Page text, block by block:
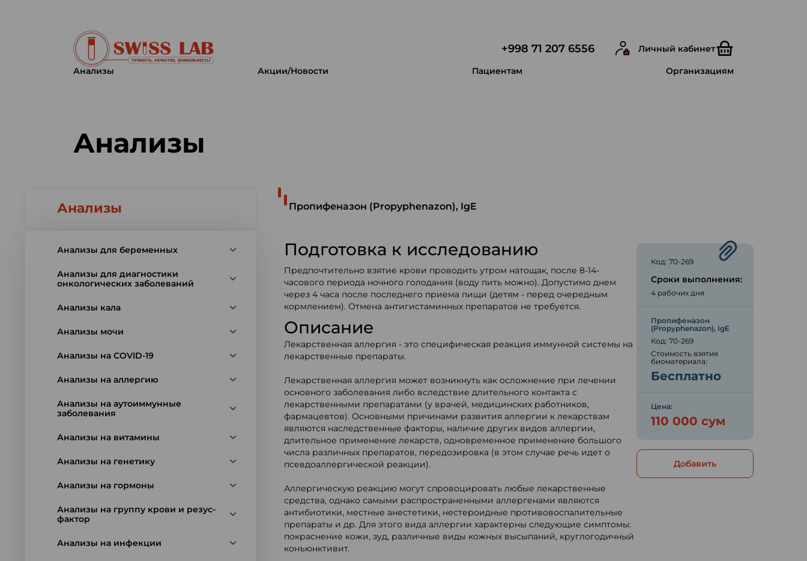
+998 71 207 6556 Личный кабинет
Анализы Акции/Новости Пациентам Организациям
Анализы
Анализы
Анализы для беременных
Анализы для диагностики
онкологических заболеваний
Анализы кала
Анализы мочи
Анализы на COVID-19
Анализы на аллергию
Анализы на аутоиммунные
заболевания
Анализы на витамины
Анализы на генетику
Анализы на гормоны
Анализы на группу крови и резус-
фактор
Анализы на инфекции
Пропифеназон (Propyphenazon), IgE
Подготовка к исследованию
Предпочтительно взятие крови проводить утром натощак, после 8-14-
часового периода ночного голодания (воду пить можно). Допустимо днем
через 4 часа после последнего приема пищи (детям - перед очередным
кормлением). Отмена антигистаминных препаратов не требуется.
Описание
Лекарственная аллергия - это специфическая реакция иммунной системы на
лекарственные препараты.
Лекарственная аллергия может возникнуть как осложнение при лечении
основного заболевания либо вследствие длительного контакта с
лекарственными препаратами (у врачей, медицинских работников,
фармацевтов). Основными причинами развития аллергии к лекарствам
являются наследственные факторы, наличие других видов аллергии,
длительное применение лекарств, одновременное применение большого
числа различных препаратов, передозировка (в этом случае речь идет о
псевдоаллергической реакции).
Аллергическую реакцию могут спровоцировать любые лекарственные
средства, однако самыми распространенными аллергенами являются
антибиотики, местные анестетики, нестероидные противовоспалительные
препараты и др. Для этого вида аллергии характерны следующие симптомы:
покраснение кожи, зуд, различные виды кожных высыпаний, круглогодичный
конъюнктивит.
Код: 70-269
Сроки выполнения:
4 рабочих дня
Пропифеназон
(Propyphenazon), IgE
Код: 70-269
Стоимость взятия
биоматериала:
Бесплатно
Цена:
110 000 сум
Добавить